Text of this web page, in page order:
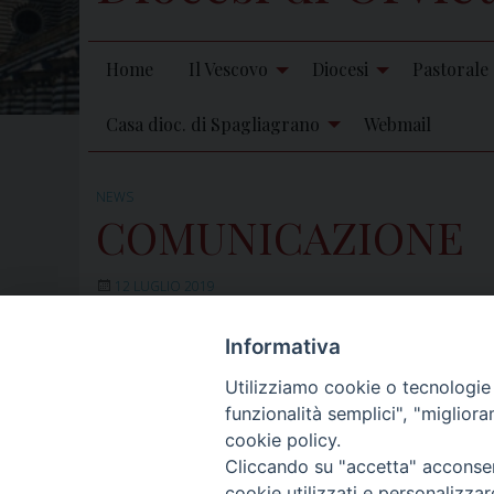
Home Il Vescovo Diocesi Pastorale
Casa dioc. di Spagliagrano Webmail
NEWS
COMUNICAZIONE
12 LUGLIO 2019
Informativa
Utilizziamo cookie o
funzionalità semplici",
cookie policy.
Cliccando su "accetta"